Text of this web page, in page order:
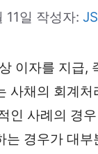
일 작성자: JS
이자를 지급,
사채의 회계처
인 사례의 경
는 경우가 대